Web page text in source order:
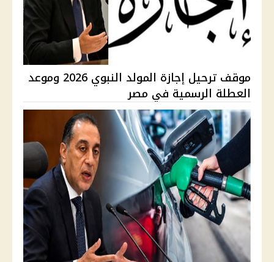
موقف ترحيل إجازة المولد النبوي 2026 وموعد
العطلة الرسمية في مصر